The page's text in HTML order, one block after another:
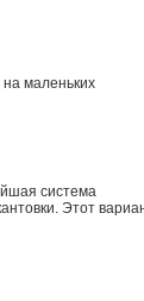
маленьких
система
Этот